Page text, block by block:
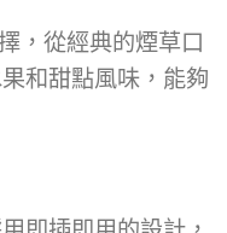
，從經典的煙草口
和甜點風味，能夠